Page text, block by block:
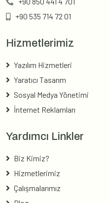
+90 535 714 72 01
Hizmetlerimiz
Yazılım Hizmetleri
Yaratıcı Tasarım
Sosyal Medya Yönetimi
İnternet Reklamları
Yardımcı Linkler
Biz Kimiz?
Hizmetlerimiz
Çalışmalarımız